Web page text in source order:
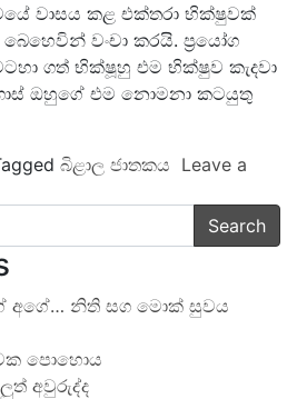
වාසය කළ එක්තරා භික්ෂුවක්
වංචා කරයි. ප්‍රයෝග
ගත් භික්ෂූහු එම භික්ෂුව කැදවා
ඔහුගේ එම නොමනා කටයුතු
බිළාල ජාතකය Leave a
අගේ… නිති සග මොක් සුවය
පොහොය
අවුරුද්ද